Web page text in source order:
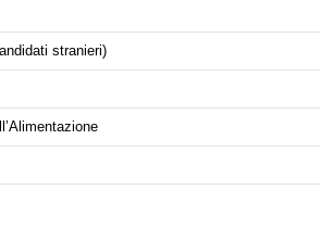
stranieri)